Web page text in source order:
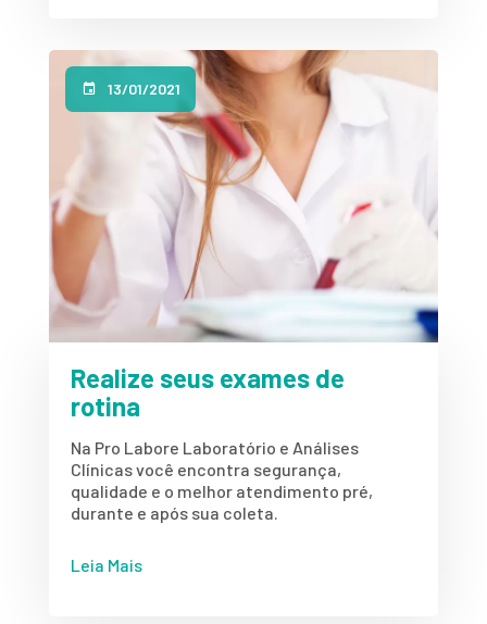
13/01/2021
Realize seus exames de
rotina
Na Pro Labore Laboratório e Análises
Clínicas você encontra segurança,
qualidade e o melhor atendimento pré,
durante e após sua coleta.
Leia Mais